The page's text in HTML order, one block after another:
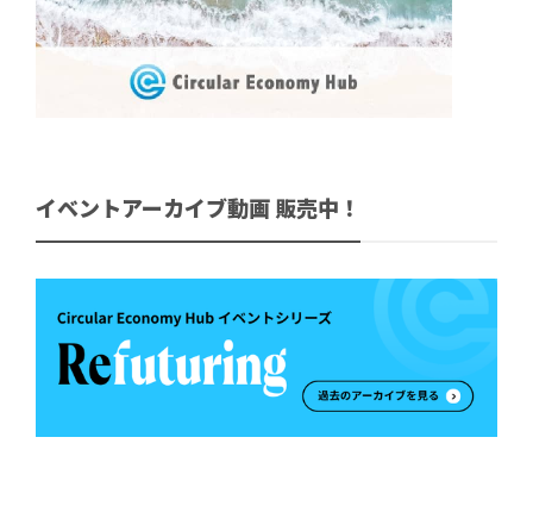
イベントアーカイブ動画 販売中！